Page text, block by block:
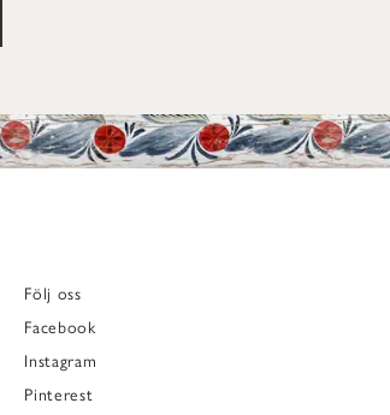
Följ oss
Facebook
Instagram
Pinterest